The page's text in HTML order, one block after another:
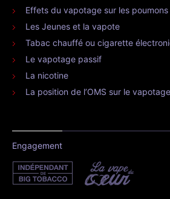
Effets du vapotage sur les poumons
Les Jeunes et la vapote
Tabac chauffé ou cigarette
Le vapotage passif
La nicotine
La position de l’OMS sur le vapotage
Engagement